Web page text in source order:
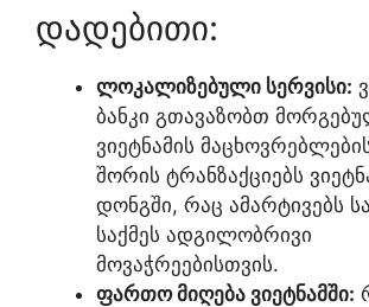
დადებითი:
ლოკალიზებული სერვისი:
ბანკი გთავაზობთ
ვიეტნამის
შორის ტრანზაქციებს
დონგში, რაც ამარტივებს
საქმეს ადგილობრივი
მოვაჭრეებისთვის.
ფართო მიღება ვიეტნამში: